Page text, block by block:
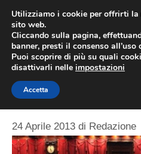
contenuto
Il
24 Aprile 2013 di Redazione
Utilizziamo i cookie per offrirti la
sito web.
Cliccando sulla pagina,
banner, presti il consenso
Puoi scoprire di più su quali
disattivarli nelle impostazioni
Accetta